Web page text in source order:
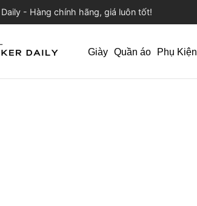
Daily - Hàng chính hãng, giá luôn tốt!
Giày Quần áo Phụ Kiện